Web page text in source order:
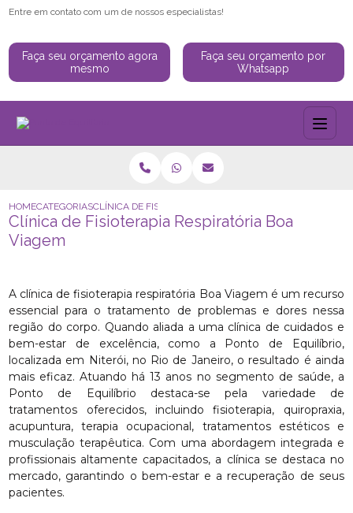
Entre em contato com um de nossos especialistas!
Faça seu orçamento agora
mesmo
Faça seu orçamento por
Whatsapp
HOMECATEGORIASCLÍNICA DE FISIOTERAPIA RESPIRATÓRIA BOA VIAGEM
Clínica de Fisioterapia Respiratória Boa
Viagem
A clínica de fisioterapia respiratória Boa Viagem é um recurso
essencial para o tratamento de problemas e dores nessa
região do corpo. Quando aliada a uma clínica de cuidados e
bem-estar de excelência, como a Ponto de Equilíbrio,
localizada em Niterói, no Rio de Janeiro, o resultado é ainda
mais eficaz. Atuando há 13 anos no segmento de saúde, a
Ponto de Equilíbrio destaca-se pela variedade de
tratamentos oferecidos, incluindo fisioterapia, quiropraxia,
acupuntura, terapia ocupacional, tratamentos estéticos e
musculação terapêutica. Com uma abordagem integrada e
profissionais altamente capacitados, a clínica se destaca no
mercado, garantindo o bem-estar e a recuperação de seus
pacientes.